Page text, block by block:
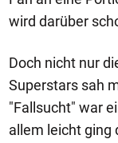
wird darüber
Doch nicht nur
Superstars sah
"Fallsucht" war
allem leicht ging